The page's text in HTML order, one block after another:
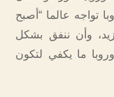
تواجه عالما “أصبح
وأن ننفق بشكل
ما يكفي لتكون